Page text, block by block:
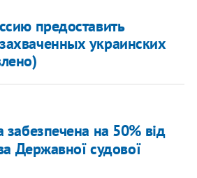
предоставить
украинских
забезпечена на 50% від
Державної судової